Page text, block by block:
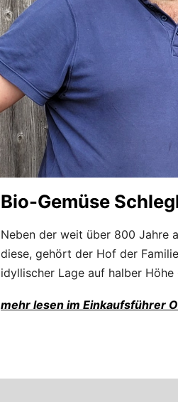
Bio-Gemüse
Neben der weit über 800 Jahre
diese, gehört der Hof der
idyllischer Lage auf halber
mehr lesen im Einkaufsführer